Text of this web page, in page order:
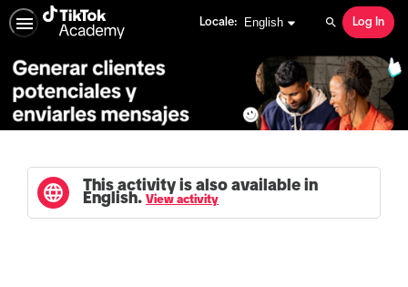
Locale:
English selected English Search
Log In
This activity is also available in
English. View activity